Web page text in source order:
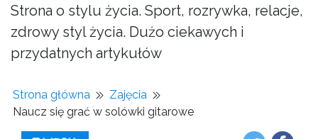
Strona o stylu życia. Sport, rozrywka, relacje,
zdrowy styl życia. Dużo ciekawych i
przydatnych artykułów
Strona główna
Zajęcia
Naucz się grać w solówki gitarowe